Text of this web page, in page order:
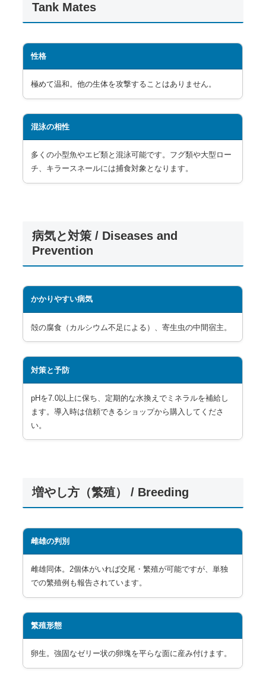
Tank Mates
性格
極めて温和。他の生体を攻撃することはありません。
混泳の相性
多くの小型魚やエビ類と混泳可能です。フグ類や大型ロー
チ、キラースネールには捕食対象となります。
病気と対策 / Diseases and
Prevention
かかりやすい病気
殻の腐食（カルシウム不足による）、寄生虫の中間宿主。
対策と予防
pHを7.0以上に保ち、定期的な水換えでミネラルを補給し
ます。導入時は信頼できるショップから購入してくださ
い。
増やし方（繁殖） / Breeding
雌雄の判別
雌雄同体。2個体がいれば交尾・繁殖が可能ですが、単独
での繁殖例も報告されています。
繁殖形態
卵生。強固なゼリー状の卵塊を平らな面に産み付けます。